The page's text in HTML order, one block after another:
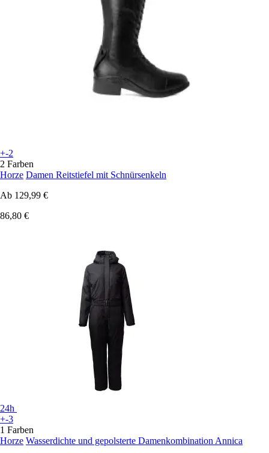
+-2
2 Farben
Horze Damen Reitstiefel mit Schnürsenkeln
Ab 129,99 €
86,80 €
24h
+-3
1 Farben
Horze Wasserdichte und gepolsterte Damenkombination Annica